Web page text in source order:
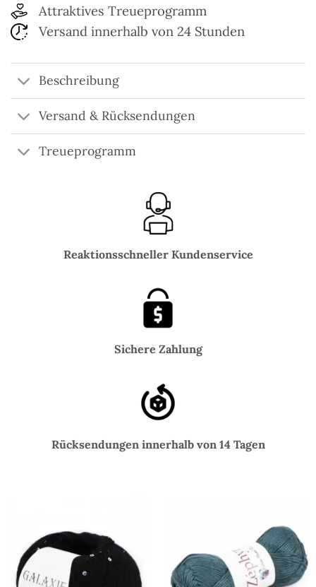
Attraktives Treueprogramm
Versand innerhalb von 24 Stunden
Beschreibung
Versand & Rücksendungen
Treueprogramm
Reaktionsschneller Kundenservice
Sichere Zahlung
Rücksendungen innerhalb von 14 Tagen